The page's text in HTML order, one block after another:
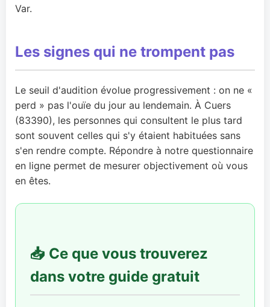
Var.
Les signes qui ne trompent pas
Le seuil d'audition évolue progressivement : on ne «
perd » pas l'ouïe du jour au lendemain. À Cuers
(83390), les personnes qui consultent le plus tard
sont souvent celles qui s'y étaient habituées sans
s'en rendre compte. Répondre à notre questionnaire
en ligne permet de mesurer objectivement où vous
en êtes.
📥 Ce que vous trouverez
dans votre guide gratuit